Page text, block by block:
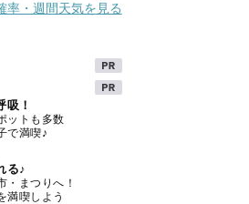
率・週間天気を見る
吸！
ットも多数
で満喫♪
る♪
・まつりへ！
満喫しよう